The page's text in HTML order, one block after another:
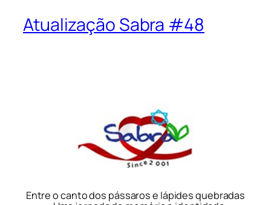
Atualização Sabra #48
Entre o canto dos pássaros e lápides quebradas